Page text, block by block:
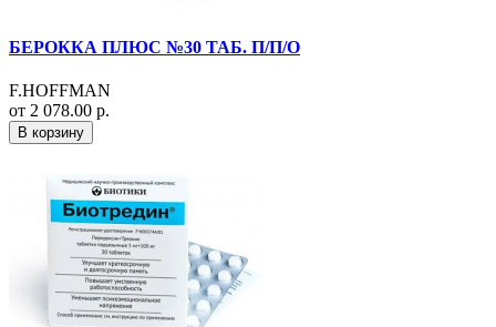
БЕРОККА ПЛЮС №30 ТАБ. П/П/О
F.HOFFMAN
от 2 078.00 р.
В корзину